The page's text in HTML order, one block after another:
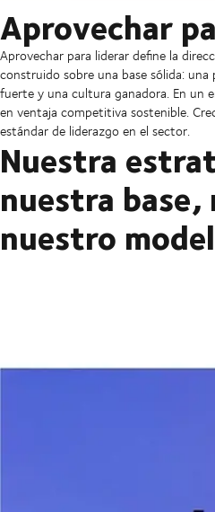
Aprovechar
Aprovechar para liderar define la
construido sobre una base sólida:
fuerte y una cultura ganadora. En un
en ventaja competitiva sostenible.
estándar de liderazgo en el sector.
Nuestra
nuestra
nuestro